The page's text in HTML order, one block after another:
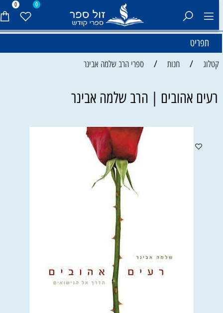
0 0
תפריט
קטלוג / חנות / ספרי הרב שלמה אבינר
רעים אהובים | הרב שלמה אבינר